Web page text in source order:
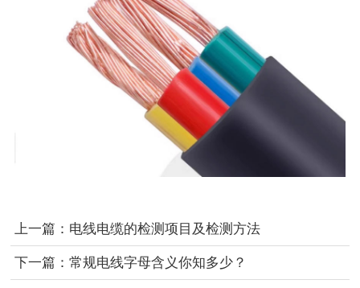
上一篇： 电线电缆的检测项目及检测方法
下一篇： 常规电线字母含义你知多少？